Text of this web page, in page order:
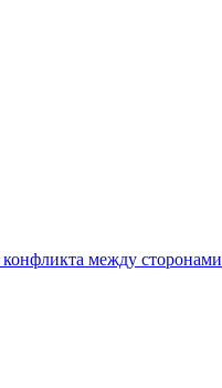
между сторонами